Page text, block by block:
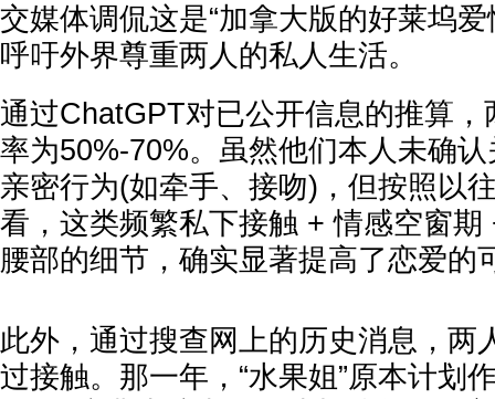
交媒体调侃这是“加拿大版的好莱坞
呼吁外界尊重两人的私人生活。
通过ChatGPT对已公开信息的推算
率为50%-70%。虽然他们本人未确
亲密行为(如牵手、接吻)，但按照以
看，这类频繁私下接触 + 情感空窗期
腰部的细节，确实显著提高了恋爱的
此外，通过搜查网上的历史消息，两
过接触。那一年，“水果姐”原本计划